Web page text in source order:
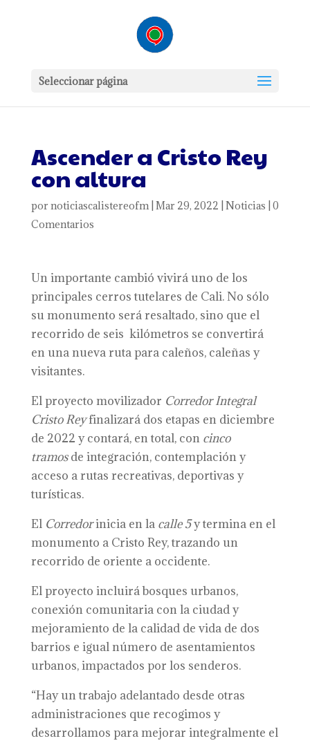
Seleccionar página
Ascender a Cristo Rey
con altura
por noticiascalistereofm| Mar 29, 2022 Noticias 0
Comentarios
Un importante cambió vivirá uno de los
principales cerros tutelares de Cali. No sólo
su monumento será resaltado, sino que el
recorrido de seis kilómetros se convertirá
en una nueva ruta para caleños, caleñas y
visitantes.
El proyecto movilizador Corredor Integral
Cristo Reyfinalizará dos etapas en diciembre
de 2022 y contará, en total, con cinco
tramosde integración, contemplación y
acceso a rutas recreativas, deportivas y
turísticas.
El Corredorinicia en la calle 5y termina en el
monumento a Cristo Rey, trazando un
recorrido de oriente a occidente.
El proyecto incluirá bosques urbanos,
conexión comunitaria con la ciudad y
mejoramiento de la calidad de vida de dos
barrios e igual número de asentamientos
urbanos, impactados por los senderos.
“Hay un trabajo adelantado desde otras
administraciones que recogimos y
desarrollamos para mejorar integralmente el